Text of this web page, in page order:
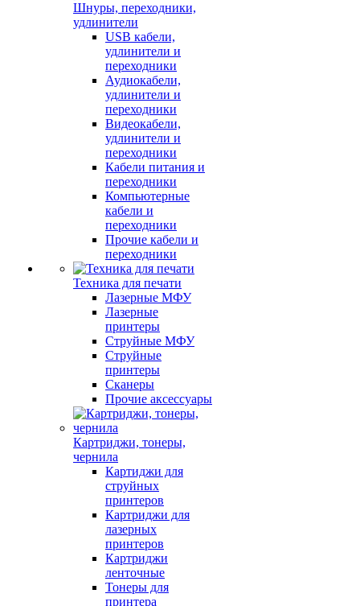
Шнуры, переходники,
удлинители
USB кабели,
удлинители и
переходники
Аудиокабели,
удлинители и
переходники
Видеокабели,
удлинители и
переходники
Кабели питания и
переходники
Компьютерные
кабели и
переходники
Прочие кабели и
переходники
Техника для печати
Лазерные МФУ
Лазерные
принтеры
Струйные МФУ
Струйные
принтеры
Сканеры
Прочие аксессуары
Картриджи, тонеры,
чернила
Картиджи для
струйных
принтеров
Картриджи для
лазерных
принтеров
Картриджи
ленточные
Тонеры для
принтера